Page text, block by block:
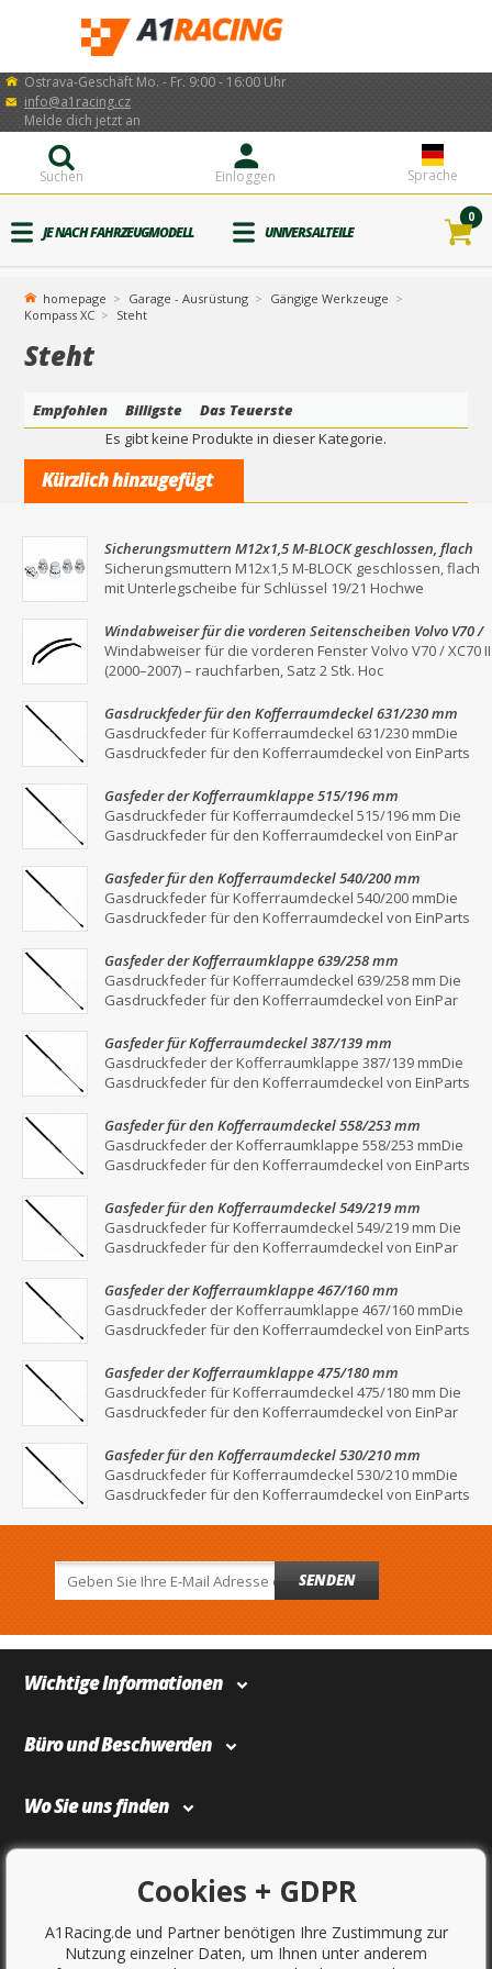
Ostrava-Geschäft Mo. - Fr. 9:00 - 16:00 Uhr
info@a1racing.cz
Sprache
Einloggen
Melde dich jetzt an
Suchen
JE NACH FAHRZEUGMODELL UNIVERSALTEILE
0
homepage Garage - Ausrüstung
Gängige Werkzeuge
Kompass XC
Steht
Steht
Empfohlen Billigste
Das Teuerste
Es gibt keine Produkte in dieser Kategorie.
Kürzlich hinzugefügt
Sicherungsmuttern M12x1,5 M-BLOCK geschlossen, flach
mit Unterlegscheibe für Schlüssel 19/21
Sicherungsmuttern M12x1,5 M-BLOCK geschlossen, flach
mit Unterlegscheibe für Schlüssel 19/21 Hochwe
Windabweiser für die vorderen Seitenscheiben Volvo V70 /
XC70 II (2000–2007) – Rauchgrau, 2er-Set
Windabweiser für die vorderen Fenster Volvo V70 / XC70 II
(2000–2007) – rauchfarben, Satz 2 Stk. Hoc
Gasdruckfeder für den Kofferraumdeckel 631/230 mm
Gasdruckfeder für Kofferraumdeckel 631/230 mmDie
Gasdruckfeder für den Kofferraumdeckel von EinParts
Gasfeder der Kofferraumklappe 515/196 mm
Gasdruckfeder für Kofferraumdeckel 515/196 mm Die
Gasdruckfeder für den Kofferraumdeckel von EinPar
Gasfeder für den Kofferraumdeckel 540/200 mm
Gasdruckfeder für Kofferraumdeckel 540/200 mmDie
Gasdruckfeder für den Kofferraumdeckel von EinParts
Gasfeder der Kofferraumklappe 639/258 mm
Gasdruckfeder für Kofferraumdeckel 639/258 mm Die
Gasdruckfeder für den Kofferraumdeckel von EinPar
Gasfeder für Kofferraumdeckel 387/139 mm
Gasdruckfeder der Kofferraumklappe 387/139 mmDie
Gasdruckfeder für den Kofferraumdeckel von EinParts
Gasfeder für den Kofferraumdeckel 558/253 mm
Gasdruckfeder der Kofferraumklappe 558/253 mmDie
Gasdruckfeder für den Kofferraumdeckel von EinParts
Gasfeder für den Kofferraumdeckel 549/219 mm
Gasdruckfeder für Kofferraumdeckel 549/219 mm Die
Gasdruckfeder für den Kofferraumdeckel von EinPar
Gasfeder der Kofferraumklappe 467/160 mm
Gasdruckfeder der Kofferraumklappe 467/160 mmDie
Gasdruckfeder für den Kofferraumdeckel von EinParts
Gasfeder der Kofferraumklappe 475/180 mm
Gasdruckfeder für Kofferraumdeckel 475/180 mm Die
Gasdruckfeder für den Kofferraumdeckel von EinPar
Gasfeder für den Kofferraumdeckel 530/210 mm
Gasdruckfeder für Kofferraumdeckel 530/210 mmDie
Gasdruckfeder für den Kofferraumdeckel von EinParts
SENDEN
Wichtige Informationen
Büro und Beschwerden
Wo Sie uns finden
Cookies + GDPR
A1Racing.de und Partner benötigen Ihre Zustimmung zur
Nutzung einzelner Daten, um Ihnen unter anderem